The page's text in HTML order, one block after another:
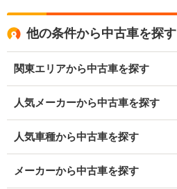
他の条件から中古車を探す
関東エリアから中古車を探す
人気メーカーから中古車を探す
人気車種から中古車を探す
メーカーから中古車を探す